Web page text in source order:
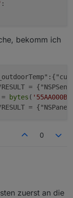
Topic
www.w3.org/
field>
Tests/
:
bekomm ich
=
bytes (
RESULT =
0
gefunden. so
zuerst an die